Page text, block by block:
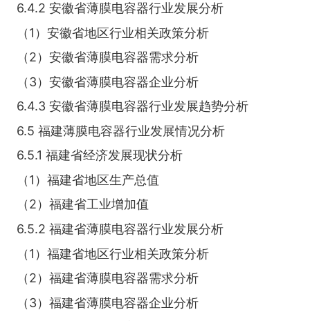
6.4.2 安徽省薄膜电容器行业发展分析
（1）安徽省地区行业相关政策分析
（2）安徽省薄膜电容器需求分析
（3）安徽省薄膜电容器企业分析
6.4.3 安徽省薄膜电容器行业发展趋势分析
6.5 福建薄膜电容器行业发展情况分析
6.5.1 福建省经济发展现状分析
（1）福建省地区生产总值
（2）福建省工业增加值
6.5.2 福建省薄膜电容器行业发展分析
（1）福建省地区行业相关政策分析
（2）福建省薄膜电容器需求分析
（3）福建省薄膜电容器企业分析